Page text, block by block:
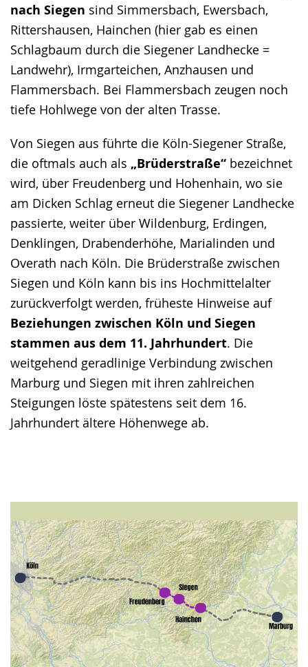
nach Siegen sind Simmersbach, Ewersbach,
Rittershausen, Hainchen (hier gab es einen
Schlagbaum durch die Siegener Landhecke =
Landwehr), Irmgarteichen, Anzhausen und
Flammersbach. Bei Flammersbach zeugen noch
tiefe Hohlwege von der alten Trasse.
Von Siegen aus führte die Köln-Siegener Straße,
die oftmals auch als „Brüderstraße“ bezeichnet
wird, über Freudenberg und Hohenhain, wo sie
am Dicken Schlag erneut die Siegener Landhecke
passierte, weiter über Wildenburg, Erdingen,
Denklingen, Drabenderhöhe, Marialinden und
Overath nach Köln. Die Brüderstraße zwischen
Siegen und Köln kann bis ins Hochmittelalter
zurückverfolgt werden, früheste Hinweise auf
Beziehungen zwischen Köln und Siegen
stammen aus dem 11. Jahrhundert. Die
weitgehend geradlinige Verbindung zwischen
Marburg und Siegen mit ihren zahlreichen
Steigungen löste spätestens seit dem 16.
Jahrhundert ältere Höhenwege ab.